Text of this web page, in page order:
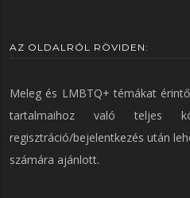
AZ OLDALRÓL RÖVIDEN:
Meleg és LMBTQ+ témákat
tartalmaihoz való teljes
regisztráció/bejelentkezés után
számára ajánlott.